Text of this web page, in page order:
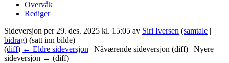
Overvåk
Rediger
Sideversjon per 29. des. 2025 kl. 15:05 av Siri Iversen (samtale |
bidrag) (satt inn bilde)
(diff) ← Eldre sideversjon | Nåværende sideversjon (diff) | Nyere
sideversjon → (diff)